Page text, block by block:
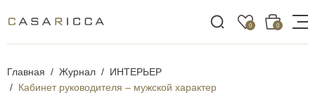
0 0
Главная Журнал
ИНТЕРЬЕР
Кабинет руководителя – мужской характер